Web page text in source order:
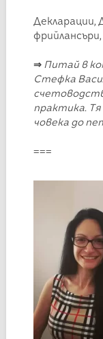
Декларации,
⇒ Питай в
Стефка
практика.
човека до
===